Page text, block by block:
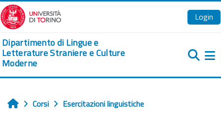
Vai al contenuto principale
Login
Dipartimento di Lingue e
Letterature Straniere e Culture
Moderne
Home
Corsi
Esercitazioni linguistiche